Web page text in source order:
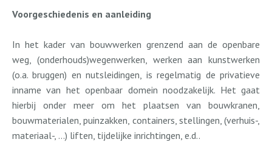
Voorgeschiedenis en aanleiding
In het kader van bouwwerken grenzend aan de openbare
weg, (onderhouds)wegenwerken, werken aan kunstwerken
(o.a. bruggen) en nutsleidingen, is regelmatig de privatieve
inname van het openbaar domein noodzakelijk. Het gaat
hierbij onder meer om het plaatsen van bouwkranen,
bouwmaterialen, puinzakken, containers, stellingen, (verhuis-,
materiaal-, ...) liften, tijdelijke inrichtingen, e.d..